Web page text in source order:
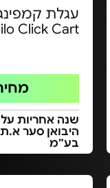
עגלת
Click Cart
שנה אחריות על
היבואן סער
בע”מ